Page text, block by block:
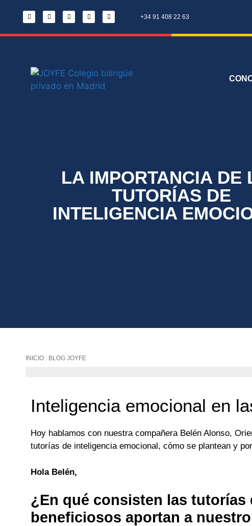
+34 91 408 22 63
LA IMPORTANCIA DE
TUTORÍAS DE
INTELIGENCIA
INICIO BLOG JOYFE
Inteligencia emocional en
Hoy hablamos con nuestra compañera Belén Alonso,
tutorías de inteligencia emocional, cómo se plantean y
Hola Belén,
¿En qué consisten las
beneficiosos aportan a